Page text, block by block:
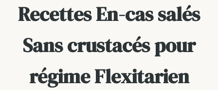
Recettes En-cas salés
Sans crustacés pour
régime Flexitarien